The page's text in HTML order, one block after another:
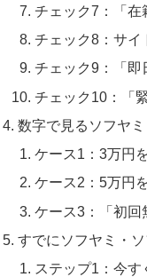
チェック7：「在
チェック8：サイ
チェック9：「即
チェック10：「
数字で見るソフヤ
ケース1：3万円
ケース2：5万円
ケース3：「初回
すでにソフヤミ・
ステップ1：今